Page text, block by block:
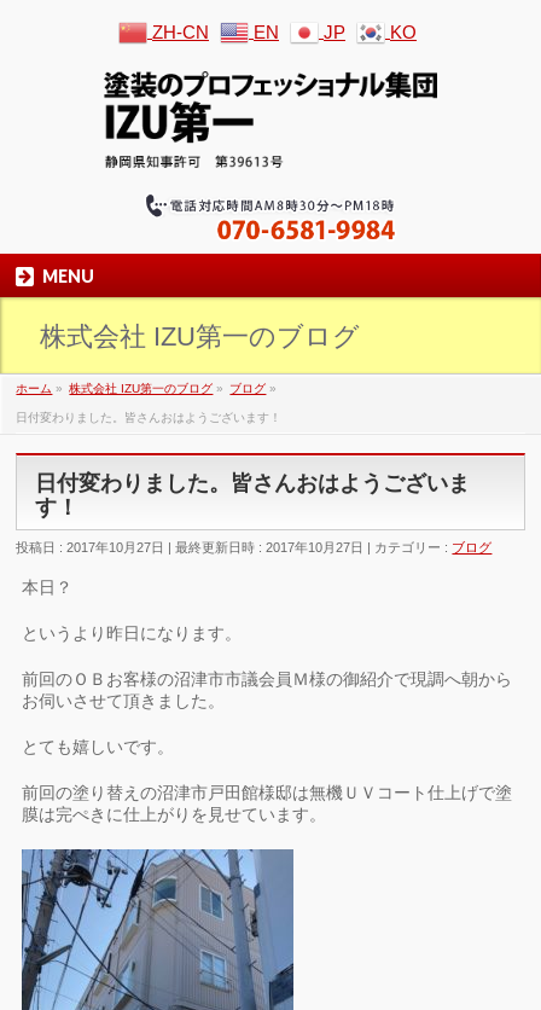
ZH-CN EN JP KO
MENU
株式会社 IZU第一のブログ
ホーム » 株式会社 IZU第一のブログ » ブログ »
日付変わりました。皆さんおはようございます！
日付変わりました。皆さんおはようございま
す！
投稿日 : 2017年10月27日 最終更新日時 : 2017年10月27日 カテゴリー : ブログ
本日？
というより昨日になります。
前回のＯＢお客様の沼津市市議会員Ｍ様の御紹介で現調へ朝から
お伺いさせて頂きました。
とても嬉しいです。
前回の塗り替えの沼津市戸田館様邸は無機ＵＶコート仕上げで塗
膜は完ぺきに仕上がりを見せています。